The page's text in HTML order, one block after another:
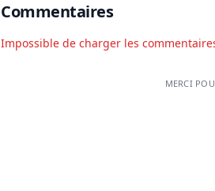
Commentaires
Impossible de charger les
MERCI